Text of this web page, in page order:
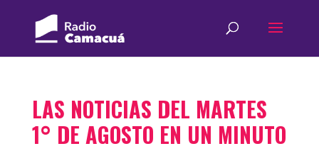
LAS NOTICIAS DEL MARTES
1° DE AGOSTO EN UN MINUTO